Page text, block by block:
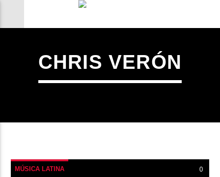
CHRIS VERÓN
MÚSICA LATINA 0